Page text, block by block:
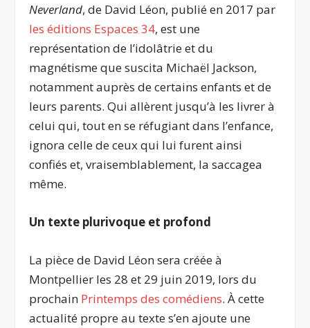
Neverland, de David Léon, publié en 2017 par
les éditions Espaces 34, est une
représentation de l’idolâtrie et du
magnétisme que suscita Michaël Jackson,
notamment auprès de certains enfants et de
leurs parents. Qui allèrent jusqu’à les livrer à
celui qui, tout en se réfugiant dans l’enfance,
ignora celle de ceux qui lui furent ainsi
confiés et, vraisemblablement, la saccagea
même.
Un texte plurivoque et profond
La pièce de David Léon sera créée à
Montpellier les 28 et 29 juin 2019, lors du
prochain Printemps des comédiens. À cette
actualité propre au texte s’en ajoute une